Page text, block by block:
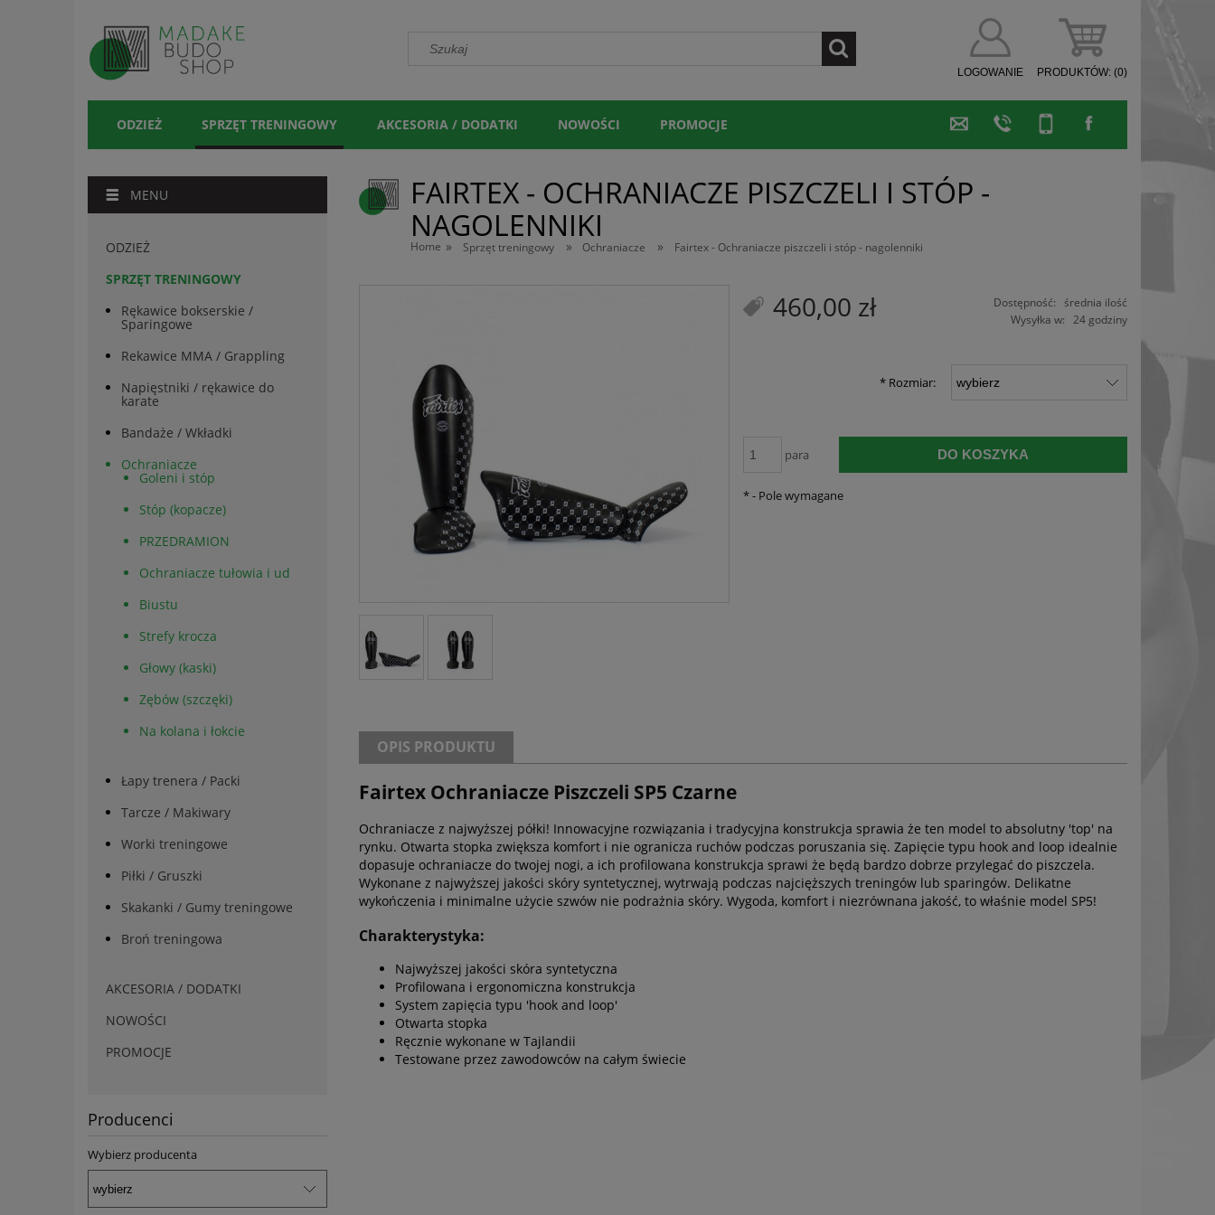
PRODUKTÓW: (0)
LOGOWANIE
ODZIEŻ SPRZĘT TRENINGOWY AKCESORIA / DODATKI NOWOŚCI PROMOCJE
MENU
ODZIEŻ
SPRZĘT TRENINGOWY
Rękawice bokserskie /
Sparingowe
Rekawice MMA / Grappling
Napięstniki / rękawice do
karate
Bandaże / Wkładki
Ochraniacze
Goleni i stóp
Stóp (kopacze)
PRZEDRAMION
Ochraniacze tułowia i ud
Biustu
Strefy krocza
Głowy (kaski)
Zębów (szczęki)
Na kolana i łokcie
Łapy trenera / Packi
Tarcze / Makiwary
Worki treningowe
Piłki / Gruszki
Skakanki / Gumy treningowe
Broń treningowa
AKCESORIA / DODATKI
NOWOŚCI
PROMOCJE
Producenci
Wybierz producenta
FAIRTEX - OCHRANIACZE PISZCZELI I STÓP -
NAGOLENNIKI
Home » Sprzęt treningowy » Ochraniacze » Fairtex - Ochraniacze piszczeli i stóp - nagolenniki
460,00 zł Dostępność: średnia ilość
Wysyłka w: 24 godziny
*Rozmiar:
para DO KOSZYKA
*- Pole wymagane
OPIS PRODUKTU
Fairtex Ochraniacze Piszczeli SP5 Czarne
Ochraniacze z najwyższej półki! Innowacyjne rozwiązania i tradycyjna konstrukcja sprawia że ten model to absolutny 'top' na
rynku. Otwarta stopka zwiększa komfort i nie ogranicza ruchów podczas poruszania się. Zapięcie typu hook and loop idealnie
dopasuje ochraniacze do twojej nogi, a ich profilowana konstrukcja sprawi że będą bardzo dobrze przylegać do piszczela.
Wykonane z najwyższej jakości skóry syntetycznej, wytrwają podczas najcięższych treningów lub sparingów. Delikatne
wykończenia i minimalne użycie szwów nie podrażnia skóry. Wygoda, komfort i niezrównana jakość, to właśnie model SP5!
Charakterystyka:
Najwyższej jakości skóra syntetyczna
Profilowana i ergonomiczna konstrukcja
System zapięcia typu 'hook and loop'
Otwarta stopka
Ręcznie wykonane w Tajlandii
Testowane przez zawodowców na całym świecie